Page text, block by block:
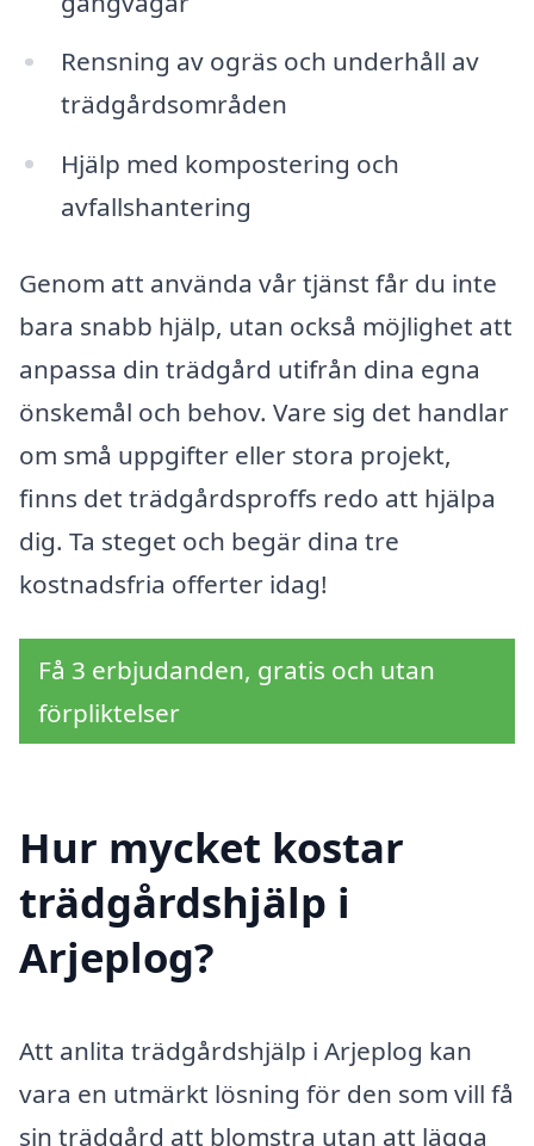
Rensning av ogräs och underhåll av
trädgårdsområden
Hjälp med kompostering och
avfallshantering
Genom att använda vår tjänst får du inte
bara snabb hjälp, utan också möjlighet att
anpassa din trädgård utifrån dina egna
önskemål och behov. Vare sig det handlar
om små uppgifter eller stora projekt,
finns det trädgårdsproffs redo att hjälpa
dig. Ta steget och begär dina tre
kostnadsfria offerter idag!
Få 3 erbjudanden, gratis och utan
förpliktelser
Hur mycket kostar
trädgårdshjälp i
Arjeplog?
Att anlita trädgårdshjälp i Arjeplog kan
vara en utmärkt lösning för den som vill få
sin trädgård att blomstra utan att lägga